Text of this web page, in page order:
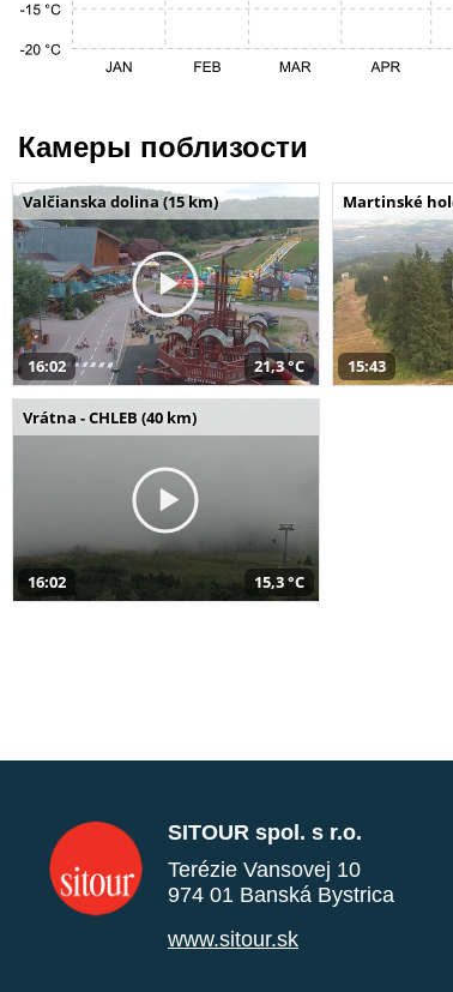
Камеры поблизости
Valčianska dolina (15 km)
16:02 21,3 °C
Martinské
15:43
Vrátna - CHLEB (40 km)
16:02 15,3 °C
SITOUR spol. s r.o.
Terézie Vansovej 10
974 01 Banská Bystrica
www.sitour.sk